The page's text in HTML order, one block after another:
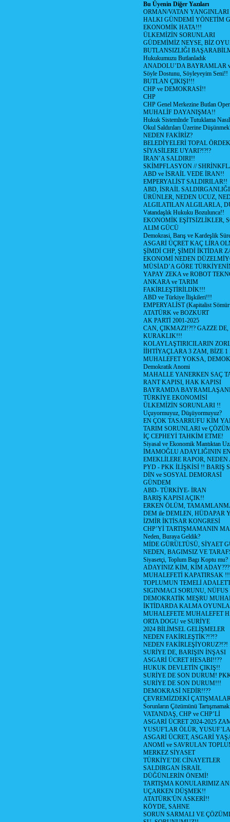
Bu Üyenin Diğer Yazıları
ORMAN/VATAN
HALKI GÜNDEMİ YÖNETİM
EKONOMİK HATA!!!
ÜLKEMİZİN SORUNLARI
GÜDEMİMİZ NEYSE, BİZ
BUTLANSIZLIĞI
Hukukumuzu Butlanladık
ANADOLU’DA BAYRAMLAR
Söyle Dostunu, Söyleyeyim Seni!!
BUTLAN ÇIKIŞI!!!
CHP ve DEMOKRASİ!!
CHP
CHP Genel Merkezine Butlan
MUHALİF DAYANIŞMA!!
Hukuk Sistemlnde Tutuklama
Okul Saldırıları Üzerine
NEDEN FAKİRİZ?
BELEDİYELERİ TOPAL
SİYASİLERE UYARI?!?!?
İRAN’A SALDIRI!!
SKİMPFLASYON //
ABD ve İSRAİL VEDE İRAN!!
EMPERYALİST SALDIRILAR!!
ABD, İSRAİL SALDIRGANLIĞI
ÜRÜNLER, NEDEN UCUZ,
ALGILATILAN ALGILARLA,
Vatandaşlık Hukuku Bozulunca!!
EKONOMİK EŞİTSİZLİKLER,
ALIM GÜCÜ
Demokrasi, Barış ve Kardeşlik
ASGARİ ÜÇRET KAÇ LİRA
ŞİMDİ CHP, ŞİMDİ İKTİDAR
EKONOMİ NEDEN
MÜSİAD’A GÖRE
YAPAY ZEKA ve ROBOT
ANKARA ve TARIM
FAKİRLEŞTİRİLDİK!!!
ABD ve Türkiye İlişkileri!!!
EMPERYALİST (Kapitalist
ATATÜRK ve BOZKURT
AK PARTİ 2001-2025
CAN, ÇIKMAZI!?!? GAZZE
KURAKLIK!!!
KOLAYLAŞTIRICILARIN
İİHTİYAÇLARA 3 ZAM, BİZE
MUHALEFET YOKSA,
Demokratik Anomi
MAHALLE YANERKEN SAÇ
RANT KAPISI, HAK KAPISI
BAYRAMDA
TÜRKİYE EKONOMİSİ
ÜLKEMİZİN SORUNLARI !!
Uçuyormuyuz, Düşüyormuyuz?
EN ÇOK TASARRUFU KİM
TARIM SORUNLARI ve
İÇ CEPHEYİ TAHKİM ETME!
Siyasal ve Ekonomik Mantıktan
İMAMOĞLU ADAYLIĞININ
EMEKLİLERE RAPOR,
PYD - PKK İLİŞKİSİ !! BARIŞ
DİN ve SOSYAL DEMORASİ
GÜNDEM
ABD- TÜRKİYE- İRAN
BARIŞ KAPISI AÇIK!!
ERKEN ÖLÜM,
DEM ile DEMLEN, HÜDAPAR
İZMİR İKTİSAR KONGRESİ
CHP’Yİ TARTIŞMAMANIN
Neden, Buraya Geldik?
MİDE GÜRÜLTÜSÜ, SİYAET
NEDEN, BAGIMSIZ VE
Siyasetçi, Toplum Bagı Koptu mu?
ADAYINIZ KİM, KİM ADAY???
MUHALEFETİ KAPATIRSAK
TOPLUMUN TEMELİ
SIGINMACI SORUNU,
DEMOKRATİK MEŞRU
İKTİDARDA KALMA
MUHALEFETE MUHALEFET
ORTA DOGU ve SURİYE
2024 BİLİMSEL GELİŞMELER
NEDEN FAKİRLEŞTİK?!?!?
NEDEN FAKİRLEŞİYORUZ?!?!
SURİYE DE, BARIŞIN İNŞASI
ASGARİ ÜCRET HESABI!!??
HUKUK DEVLETİN ÇIKIŞ!!
SURİYE DE SON DURUM!
SURİYE DE SON DURUM!!!
DEMOKRASİ NEDİR!!??
ÇEVREMİZDEKİ
Sorunların Çözümünü
VATANDAŞ, CHP ve CHP’Lİ
ASGARİ ÜCRET 2024-2025
YUSUF'LAR ÖLÜR,
ASGARİ ÜCRET, ASGARİ
ANOMİ ve SAVRULAN
MERKEZ SİYASET
TÜRKİYE’DE CİNAYETLER
SALDIRGAN İSRAİL
DÜĞÜNLERİN ÖNEMİ!
TARTIŞMA KONULARIMIZ
UÇARKEN DÜŞMEK!!
ATATÜRK'ÜN ASKERİ!!
KÖYDE, SAHNE
SORUN SARMALI VE